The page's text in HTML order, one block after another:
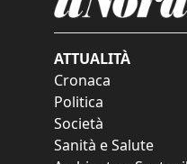
ATTUALITÀ
Cronaca
Politica
Società
Sanità e Salute